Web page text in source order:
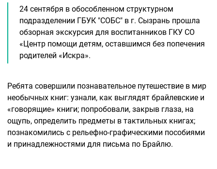
24 сентября в обособленном структурном
подразделении ГБУК "СОБС" в г. Сызрань прошла
обзорная экскурсия для воспитанников ГКУ СО
«Центр помощи детям, оставшимся без попечения
родителей «Искра».
Ребята совершили познавательное путешествие в мир
необычных книг: узнали, как выглядят брайлевские и
«говорящие» книги; попробовали, закрыв глаза, на
ощупь, определить предметы в тактильных книгах;
познакомились с рельефно-графическими пособиями
и принадлежностями для письма по Брайлю.